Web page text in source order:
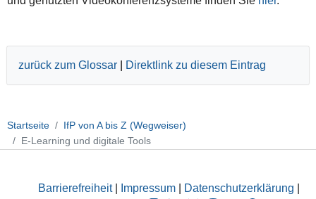
zurück zum Glossar Direktlink zu diesem Eintrag
Startseite
IfP von A bis Z (Wegweiser)
E-Learning und digitale Tools
Barrierefreiheit| Impressum Datenschutzerklärung